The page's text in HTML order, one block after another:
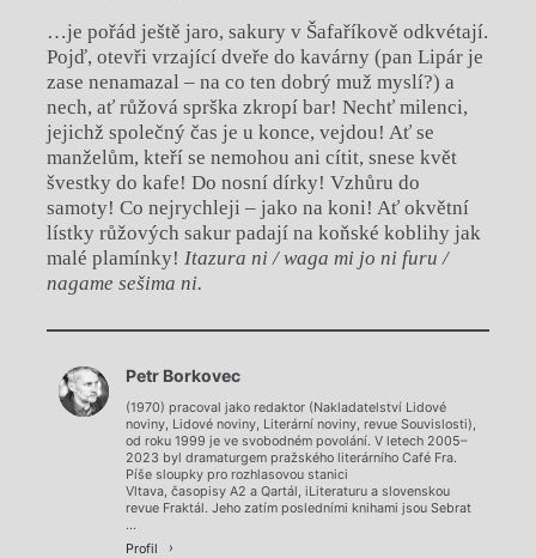
…je pořád ještě jaro, sakury v Šafaříkově odkvétají.
Pojď, otevři vrzající dveře do kavárny (pan Lipár je
zase nenamazal – na co ten dobrý muž myslí?) a
nech, ať růžová sprška zkropí bar! Nechť milenci,
jejichž společný čas je u konce, vejdou! Ať se
manželům, kteří se nemohou ani cítit, snese květ
švestky do kafe! Do nosní dírky! Vzhůru do
samoty! Co nejrychleji – jako na koni! Ať okvětní
lístky růžových sakur padají na koňské koblihy jak
malé plamínky! Itazura ni / waga mi jo ni furu /
nagame sešima ni.
Chviličku.
Načítá se.
Petr Borkovec
(1970) pracoval jako redaktor (Nakladatelství Lidové
noviny, Lidové noviny, Literární noviny, revue Souvislosti),
od roku 1999 je ve svobodném povolání. V letech 2005–
2023 byl dramaturgem pražského literárního Café Fra.
Píše sloupky pro rozhlasovou stanici
Vltava, časopisy A2 a Qartál, iLiteraturu a slovenskou
revue Fraktál. Jeho zatím posledními knihami jsou Sebrat
...
Profil